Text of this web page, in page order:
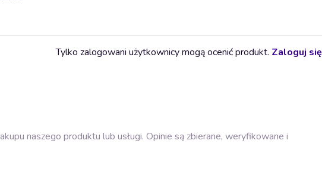
Tylko zalogowani użytkownicy mogą ocenić produkt. Zaloguj się
naszego produktu lub usługi. Opinie są zbierane, weryfikowane i